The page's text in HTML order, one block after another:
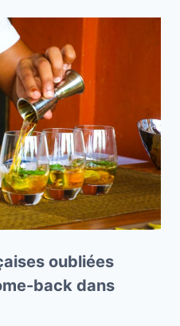
oubliées
back dans